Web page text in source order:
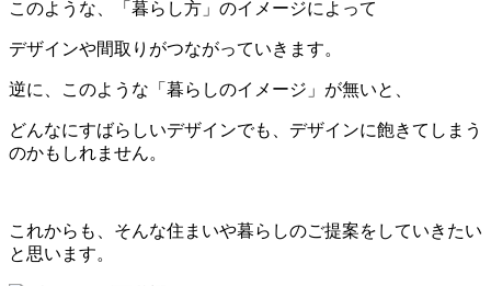
このような、「暮らし方」のイメージによって
デザインや間取りがつながっていきます。
逆に、このような「暮らしのイメージ」が無いと、
どんなにすばらしいデザインでも、デザインに飽きてしまう
のかもしれません。
これからも、そんな住まいや暮らしのご提案をしていきたい
と思います。